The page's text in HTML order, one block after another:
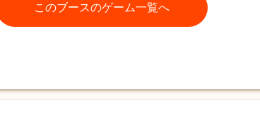
このブースのゲーム一覧へ